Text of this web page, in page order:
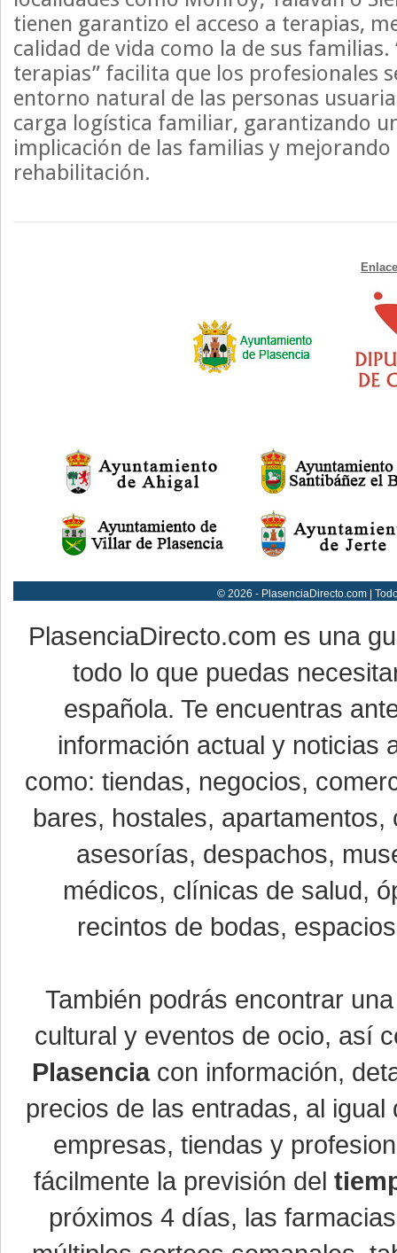
tienen garantizo el acceso a terapias,
calidad de vida como la de sus familias.
terapias” facilita que los profesionales
entorno natural de las personas
carga logística familiar, garantizando
implicación de las familias y
rehabilitación.
© 2026 - PlasenciaDirecto.com |
PlasenciaDirecto.com es una
todo lo que puedas
española. Te encuentras
información actual y noticias
como: tiendas, negocios,
bares, hostales,
asesorías, despachos,
médicos, clínicas de salud,
recintos de bodas,
También podrás encontrar
cultural y eventos de ocio, así
Plasenciacon información,
precios de las entradas, al
empresas, tiendas y
fácilmente la previsión del
próximos 4 días, las